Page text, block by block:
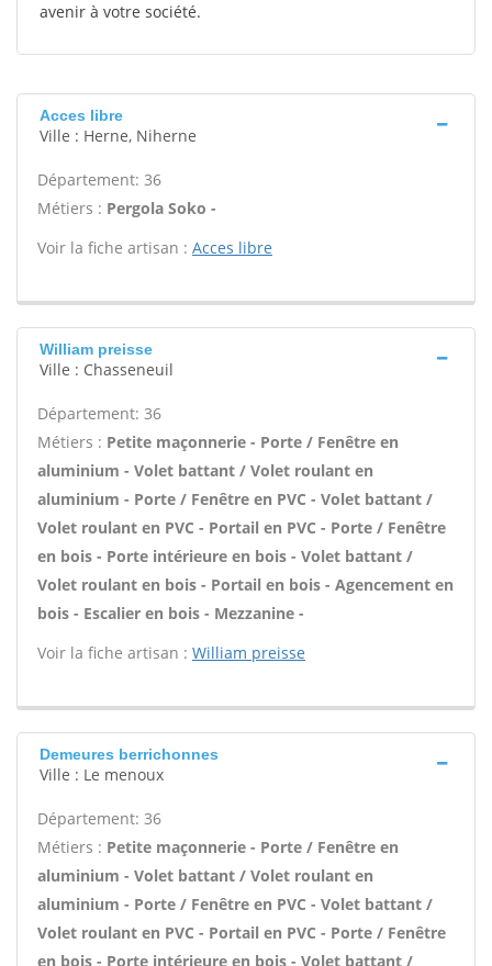
avenir à votre société.
Acces libre
Ville : Herne, Niherne
Département: 36
Métiers : Pergola Soko -
Voir la fiche artisan : Acces libre
William preisse
Ville : Chasseneuil
Département: 36
Métiers : Petite maçonnerie - Porte / Fenêtre en
aluminium - Volet battant / Volet roulant en
aluminium - Porte / Fenêtre en PVC - Volet battant /
Volet roulant en PVC - Portail en PVC - Porte / Fenêtre
en bois - Porte intérieure en bois - Volet battant /
Volet roulant en bois - Portail en bois - Agencement en
bois - Escalier en bois - Mezzanine -
Voir la fiche artisan : William preisse
Demeures berrichonnes
Ville : Le menoux
Département: 36
Métiers : Petite maçonnerie - Porte / Fenêtre en
aluminium - Volet battant / Volet roulant en
aluminium - Porte / Fenêtre en PVC - Volet battant /
Volet roulant en PVC - Portail en PVC - Porte / Fenêtre
en bois - Porte intérieure en bois - Volet battant /